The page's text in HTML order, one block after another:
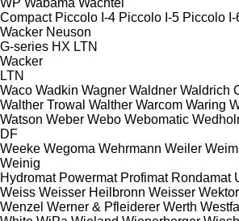
Compact Piccolo I-4 Piccolo I-5 Piccolo I-
Wacker Neuson
G-series HX LTN
Wacker
LTN
Waco Wadkin Wagner Waldner Waldrich
Walther Trowal Walther Warcom Waring
Watson Weber Webo Webomatic
DF
Weeke Wegoma Wehrmann Weiler
Weinig
Hydromat Powermat Profimat Rondamat
Weiss Weisser Heilbronn Weisser Wektor
Wenzel Werner & Pfleiderer Werth